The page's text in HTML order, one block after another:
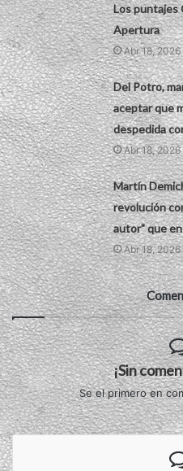
Los puntajes
Apertura
Abr 18, 2026
Del Potro,
aceptar que
despedida
Abr 18, 2026
Martín
revolución
autor" que
Abr 18, 2026
¡Sin
Se el primero en